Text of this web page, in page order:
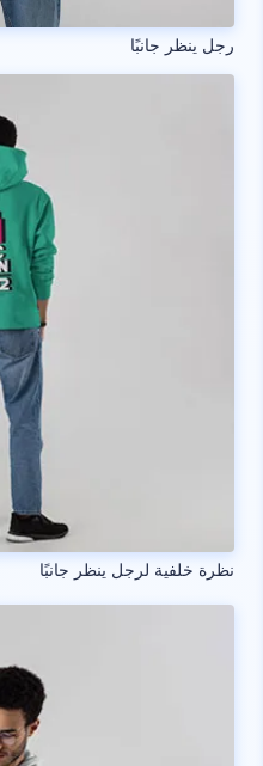
رجل ينظر جانبًا
نظرة خلفية لرجل ينظر جانبًا